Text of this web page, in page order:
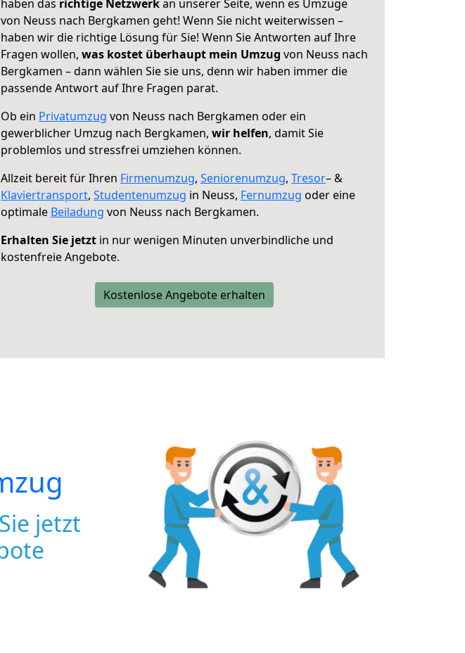
haben das richtige Netzwerkan unserer Seite, wenn es Umzüge
von Neuss nach Bergkamen geht! Wenn Sie nicht weiterwissen –
haben wir die richtige Lösung für Sie! Wenn Sie Antworten auf Ihre
Fragen wollen, was kostet überhaupt mein Umzug von Neuss nach
Bergkamen – dann wählen Sie sie uns, denn wir haben immer die
passende Antwort auf Ihre Fragen parat.
Ob ein Privatumzug von Neuss nach Bergkamen oder ein
gewerblicher Umzug nach Bergkamen, wir helfen, damit Sie
problemlos und stressfrei umziehen können.
Allzeit bereit für Ihren Firmenumzug, Seniorenumzug, Tresor– &
Klaviertransport, Studentenumzug in Neuss, Fernumzug oder eine
optimale Beiladung von Neuss nach Bergkamen.
Erhalten Sie jetzt in nur wenigen Minuten unverbindliche und
kostenfreie Angebote.
Kostenlose Angebote erhalten
jetzt